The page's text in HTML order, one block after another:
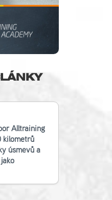
Alltraining
kilometrů
úsměvů a